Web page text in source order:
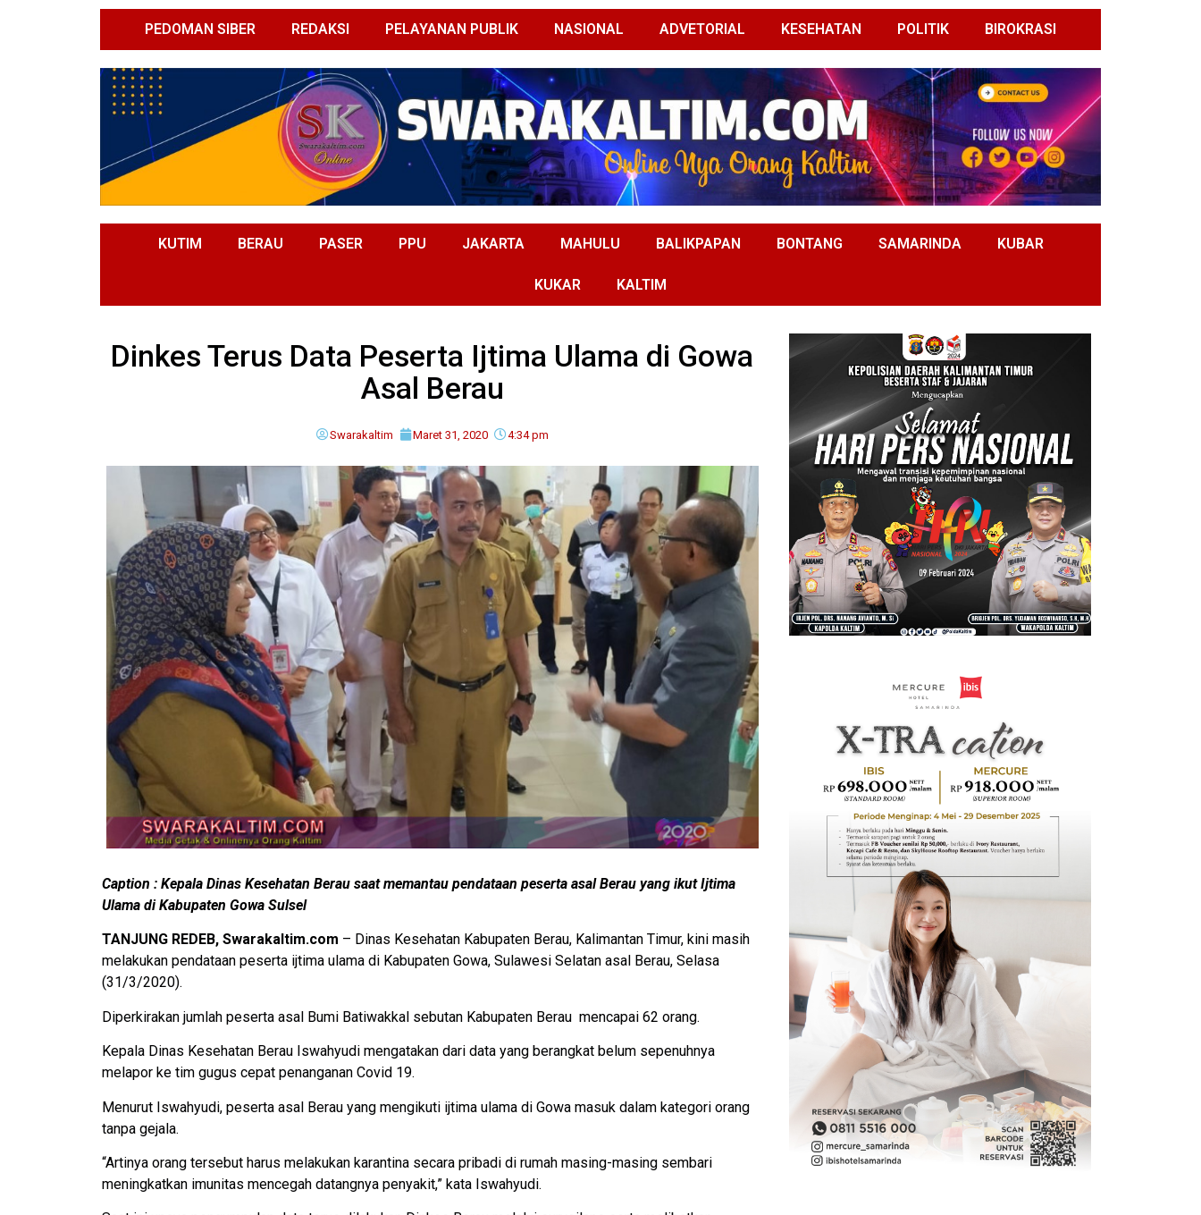
PEDOMAN SIBER REDAKSI PELAYANAN PUBLIK NASIONAL ADVETORIAL KESEHATAN POLITIK BIROKRASI
KUTIM BERAU PASER PPU JAKARTA MAHULU BALIKPAPAN BONTANG SAMARINDA KUBAR
KUKAR KALTIM
Dinkes Terus Data Peserta Ijtima Ulama di Gowa
Asal Berau
Swarakaltim Maret 31, 2020 4:34 pm
Caption : Kepala Dinas Kesehatan Berau saat memantau pendataan peserta asal Berau yang ikut Ijtima
Ulama di Kabupaten Gowa Sulsel
TANJUNG REDEB, Swarakaltim.com – Dinas Kesehatan Kabupaten Berau, Kalimantan Timur, kini masih
melakukan pendataan peserta ijtima ulama di Kabupaten Gowa, Sulawesi Selatan asal Berau, Selasa
(31/3/2020).
Diperkirakan jumlah peserta asal Bumi Batiwakkal sebutan Kabupaten Berau mencapai 62 orang.
Kepala Dinas Kesehatan Berau Iswahyudi mengatakan dari data yang berangkat belum sepenuhnya
melapor ke tim gugus cepat penanganan Covid 19.
Menurut Iswahyudi, peserta asal Berau yang mengikuti ijtima ulama di Gowa masuk dalam kategori orang
tanpa gejala.
“Artinya orang tersebut harus melakukan karantina secara pribadi di rumah masing-masing sembari
meningkatkan imunitas mencegah datangnya penyakit,” kata Iswahyudi.